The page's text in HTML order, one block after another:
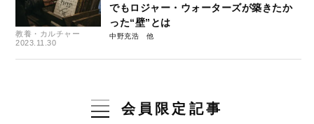
教養・カルチャー
2023.11.30
でもロジャー・ウォーターズが築きたか
った“壁”とは
中野充浩
会員限定記事